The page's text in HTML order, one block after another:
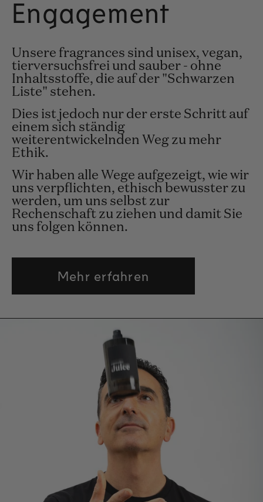
Engagement
Unsere fragrances sind unisex, vegan,
tierversuchsfrei und sauber - ohne
Inhaltsstoffe, die auf der "Schwarzen
Liste" stehen.
Dies ist jedoch nur der erste Schritt auf
einem sich ständig
weiterentwickelnden Weg zu mehr
Ethik.
Wir haben alle Wege aufgezeigt, wie wir
uns verpflichten, ethisch bewusster zu
werden, um uns selbst zur
Rechenschaft zu ziehen und damit Sie
uns folgen können.
Mehr erfahren